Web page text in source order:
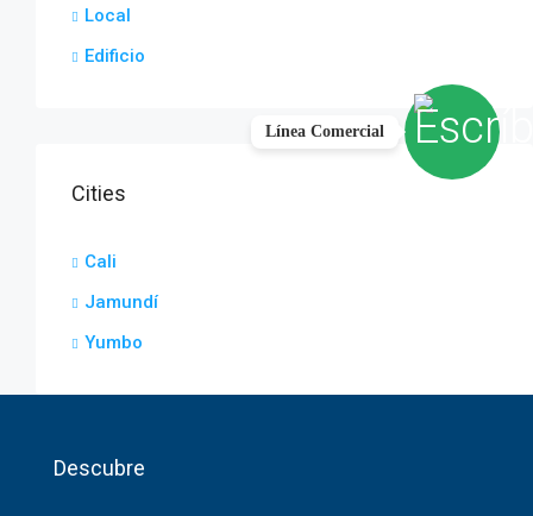
Local
Edificio
Cities
Cali
Jamundí
Yumbo
Descubre
Línea Comercial